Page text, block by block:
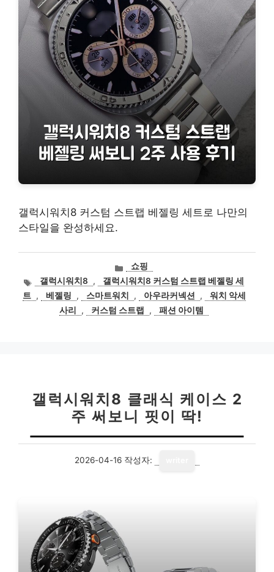
갤럭시워치8 커스텀 스트랩 베젤링 세트로 나만의
스타일을 완성하세요.
카
테
고
리
쇼핑
태갤럭시워치8 ,
갤럭시워치8 커스텀 스트랩 베젤링 세
트 , 베젤링 , 스마트워치 , 아우라커넥션 ,
워치 악세
사리
, 커스텀 스트랩 , 패션 아이템
갤럭시워치8 클래식 케이스 2
주 써보니 핏이 딱!
2026-04-16 작성자: